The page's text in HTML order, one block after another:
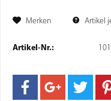
Merken Artikel
Artikel-Nr.: